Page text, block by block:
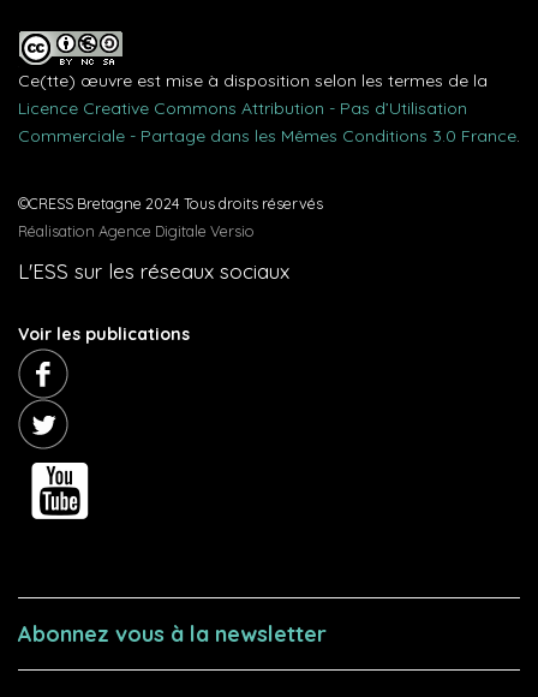
Ce(tte) œuvre est mise à disposition selon les termes de la
Licence Creative Commons Attribution - Pas d’Utilisation
Commerciale - Partage dans les Mêmes Conditions 3.0 France.
©CRESS Bretagne 2024 Tous droits réservés
Réalisation Agence Digitale Versio
L'ESS sur les réseaux sociaux
Voir les publications
Abonnez vous à la newsletter